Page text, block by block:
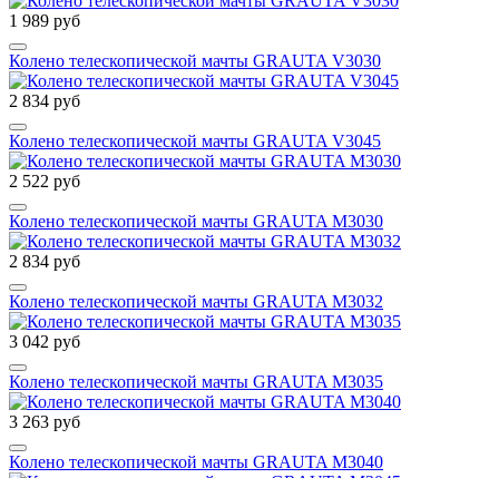
1 989 руб
Колено телескопической мачты GRAUTA V3030
2 834 руб
Колено телескопической мачты GRAUTA V3045
2 522 руб
Колено телескопической мачты GRAUTA М3030
2 834 руб
Колено телескопической мачты GRAUTA М3032
3 042 руб
Колено телескопической мачты GRAUTA М3035
3 263 руб
Колено телескопической мачты GRAUTA М3040